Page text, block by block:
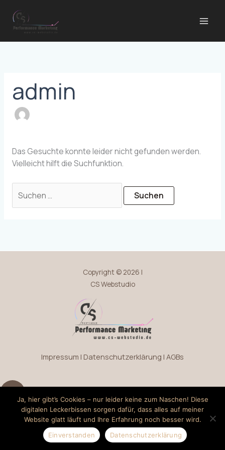
Inhalt
springen
admin
Das Gesuchte konnte leider nicht gefunden werden.
Vielleicht hilft die Suchfunktion.
nach:
Copyright © 2026 |
CS Webstudio
Impressum | Datenschutzerklärung | AGBs
Ja, hier gibt’s Cookies – nur leider keine zum Naschen! Diese
digitalen Leckerbissen sorgen dafür, dass alles auf meiner
Website glatt läuft und Ihre Erfahrung noch besser wird.
Einverstanden
Datenschutzerklärung